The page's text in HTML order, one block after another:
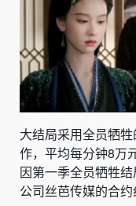
大结局采用全员牺
作，平均每分钟8万
因第一季全员牺牲
公司丝芭传媒的合约